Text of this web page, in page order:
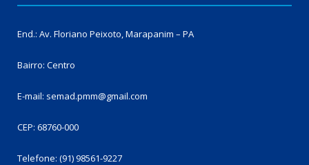
End.: Av. Floriano Peixoto, Marapanim – PA
Bairro: Centro
E-mail: semad.pmm@gmail.com
CEP: 68760-000
Telefone: (91) 98561-9227